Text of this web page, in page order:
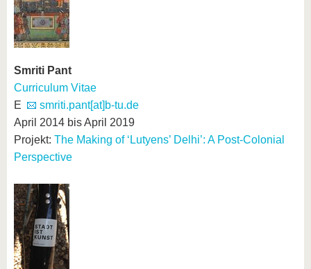
Smriti Pant
Curriculum Vitae
E
smriti.pant[at]b-tu.de
April 2014 bis April 2019
Projekt: The Making of ‘Lutyens’ Delhi’: A Post-Colonial
Perspective